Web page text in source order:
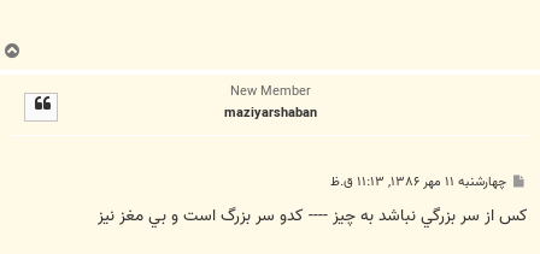
ب
ا
New Member
maziyarshaban
پ
ت
چهارشنبه ۱۱ مهر ۱۳۸۶, ۱۱:۱۳ ق.ظ
کس از سر بزرگي نباشد به چيز ---- کدو سر بزرگ است و بي مغز نيز